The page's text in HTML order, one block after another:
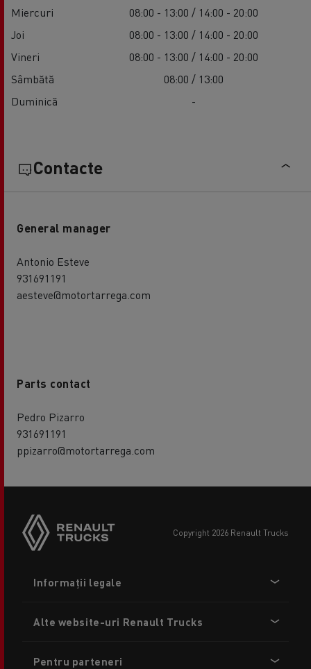
Miercuri
08:00 - 13:00 / 14:00 - 20:00
Joi
08:00 - 13:00 / 14:00 - 20:00
Vineri
08:00 - 13:00 / 14:00 - 20:00
Sâmbătă
08:00 / 13:00
Duminică
-
Contacte
General manager
Antonio Esteve
931691191
aesteve@motortarrega.com
Parts contact
Pedro Pizarro
931691191
ppizarro@motortarrega.com
copyright 2026 Renault Trucks
menu
Informații legale
Alte website-uri Renault Trucks
Pentru parteneri